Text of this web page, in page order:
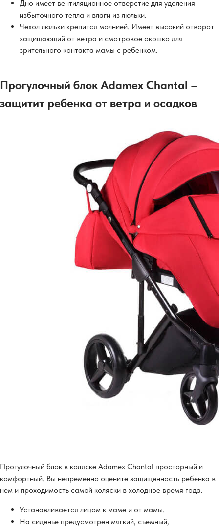
Дно имеет вентиляционное отверстие для удаления
избыточного тепла и влаги из люльки.
Чехол люльки крепится молнией. Имеет высокий отворот
защищающий от ветра и смотровое окошко для
зрительного контакта мамы с ребенком.
Прогулочный блок Adamex Chantal –
защитит ребенка от ветра и осадков
Прогулочный блок в коляске Adamex Chantal просторный и
комфортный. Вы непременно оцените защищенность ребенка в
нем и проходимость самой коляски в холодное время года.
Устанавливается лицом к маме и от мамы.
На сиденье предусмотрен мягкий, съемный,